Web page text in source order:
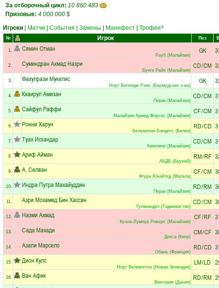
За отборочный цикл: 10 860 483
Призовые: 4 000 000 $
Игроки
Матчи События Замены Манифест Трофеи 9
№ Игрок Поз
1. Сямин Отман
Рауб (Малайзия)
GK
2. Суминдран Ахмад Назри
Бунга Райя (Малайзия)
CD/CM
3. Фахулрази Мукелис
Норт Виллидж Рэмс (Бермудские о-ва)
GK
4. Кхаирул Амизан
Перак (Малайзия)
CD/CM
5. Сайфул Раффи
Малайзия Армед Форсес (Малайзия)
CF/CM
6. Ронни Харун
Бельмопан Бандитс (Белиз)
RD/CD
7. Туах Искандар
Ханеленг (Малайзия)
CD/CM
8. Ариф Айман
АБДБ (Бруней)
RM/RF
9. А. Селван
Фгура Юнайтед (Мальта)
CF/CM
10. Индра Путра Махайуддин
Перак (Малайзия)
RD/RM
11. Азри Мохамед Бин Хассан
Гулакандоз (Таджикистан)
CD/CM
12. Назми Ахмад
Куала-Лумпур Роверс (Малайзия)
CF/RF
13. Сада Махади
Докса (Кипр)
CM/CF
14. Азали Марсело
Обань (Франция)
RD/CD
15. Дион Кулс
Норт Веллингтон (Новая Зеландия)
LM/LD
16. Ван Афик
Виктория (Дания)
RD/RM